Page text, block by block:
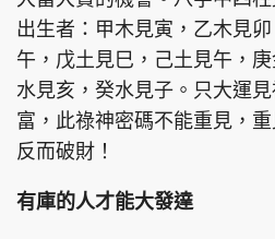
出生者：甲木見寅，乙木見
午，戊土見巳，己土見午，
水見亥，癸水見子。只大運
富，此祿神密碼不能重見，
反而破財！
有庫的人才能大發達